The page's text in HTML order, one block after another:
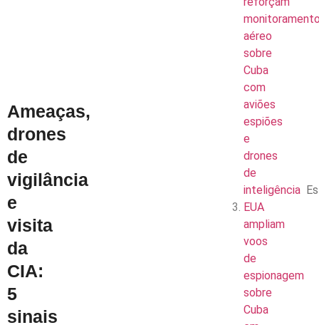
Ameaças,
drones
de
vigilância
e
visita
da
CIA:
5
sinais
aéreo
sobre
Cuba
com
aviões
espiões
e
drones
de
inteligência
EUA
ampliam
voos
de
espionagem
sobre
Cuba